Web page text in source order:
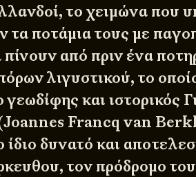
το χειμώνα που
τα ποτάμια τους με
από πριν ένα
λιγυστικού, το
και ιστορικός
Francq van
δυνατό και
τον πρόδρομο